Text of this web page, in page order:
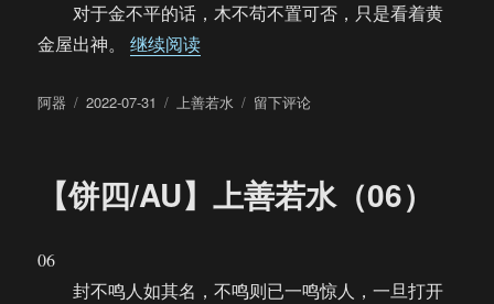
对于金不平的话，木不苟不置可否，只是看着黄
金屋出神。继续阅读“【饼四/AU】上善若水（07）”
作
阿器
发
2022-07-31
分
上善若水
于
善
若
留下评论
【饼四/AU】上善若水（06）
06
封不鸣人如其名，不鸣则已一鸣惊人，一旦打开